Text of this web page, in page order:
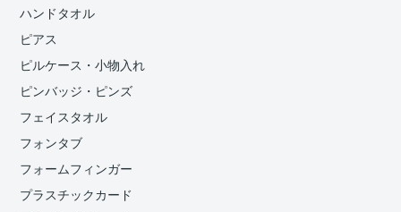
ハンドタオル
ピアス
ピルケース・小物入れ
ピンバッジ・ピンズ
フェイスタオル
フォンタブ
フォームフィンガー
プラスチックカード